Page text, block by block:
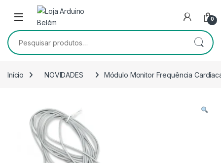
Escape para a navegação
Escape para Conteúdo
0
Pesquisar por:
Início NOVIDADES Módulo Monitor Frequência